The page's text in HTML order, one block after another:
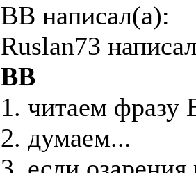
BB написал(а):
Ruslan73
BB
1. читаем фразу
2. думаем...